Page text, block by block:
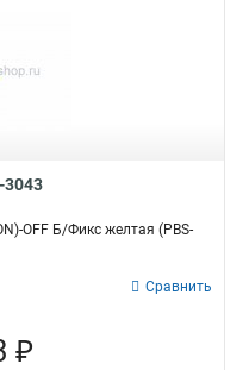
3043
OFF Б/Фикс желтая (PBS-
Сравнить
₽